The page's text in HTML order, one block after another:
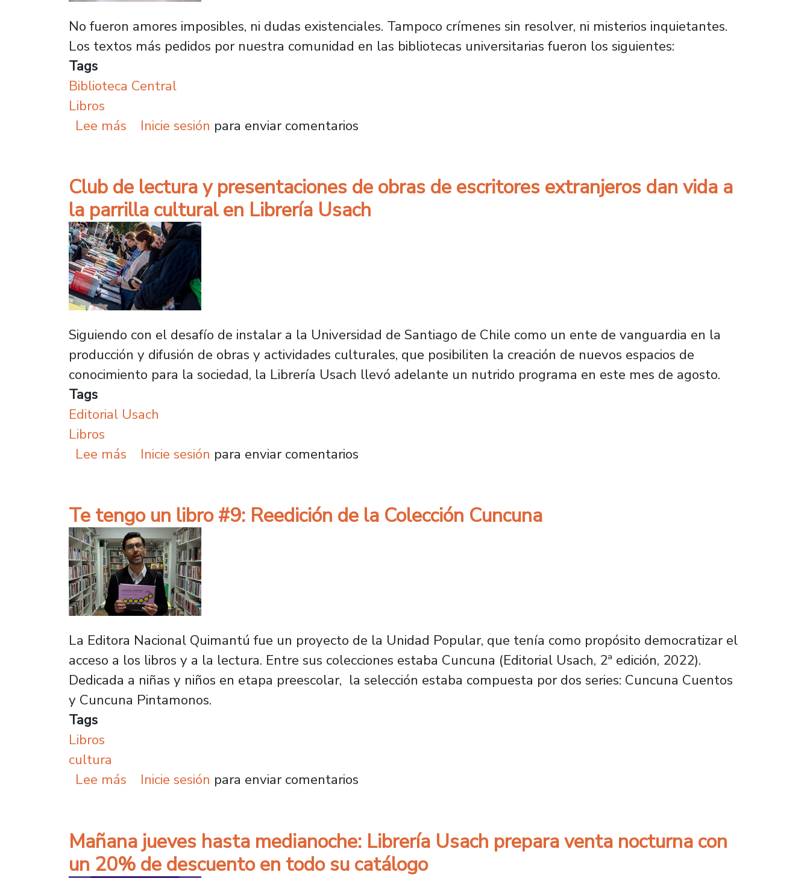
No fueron amores imposibles, ni dudas existenciales. Tampoco crímenes sin resolver, ni misterios inquietantes.
Los textos más pedidos por nuestra comunidad en las bibliotecas universitarias fueron los siguientes:
Tags
Biblioteca Central
Libros
Lee más sobre ¿Qué fue lo más solicitado por la comunidad en las bibliotecas del plantel?
Inicie sesión para enviar comentarios
Club de lectura y presentaciones de obras de escritores extranjeros dan vida a
la parrilla cultural en Librería Usach
Siguiendo con el desafío de instalar a la Universidad de Santiago de Chile como un ente de vanguardia en la
producción y difusión de obras y actividades culturales, que posibiliten la creación de nuevos espacios de
conocimiento para la sociedad, la Librería Usach llevó adelante un nutrido programa en este mes de agosto.
Tags
Editorial Usach
Libros
Lee más sobre Club de lectura y presentaciones de obras de escritores extranjeros dan vida a la parrilla cultural en
Inicie sesión para enviar comentarios
Te tengo un libro #9: Reedición de la Colección Cuncuna
La Editora Nacional Quimantú fue un proyecto de la Unidad Popular, que tenía como propósito democratizar el
acceso a los libros y a la lectura. Entre sus colecciones estaba Cuncuna (Editorial Usach, 2ª edición, 2022).
Dedicada a niñas y niños en etapa preescolar, la selección estaba compuesta por dos series: Cuncuna Cuentos
y Cuncuna Pintamonos.
Tags
Libros
cultura
Lee más sobre Te tengo un libro #9: Reedición de la Colección Cuncuna
Inicie sesión para enviar comentarios
Mañana jueves hasta medianoche: Librería Usach prepara venta nocturna con
un 20% de descuento en todo su catálogo